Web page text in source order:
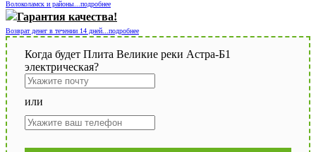
Волоколамск и районы...подробнее
Гарантия качества!
Возврат денег в течении 14 дней...подробнее
Когда будет Плита Великие реки Астра-Б1
электрическая?
или